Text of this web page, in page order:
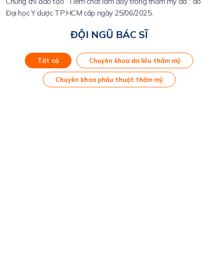
Đại học Y dược TP.HCM cấp ngày 25/06/2025.
ĐỘI NGŨ BÁC SĨ
Tất cả Chuyên khoa da liễu thẩm mỹ
Chuyên khoa phẩu thuật thẩm mỹ